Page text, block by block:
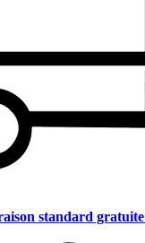
standard gratuite